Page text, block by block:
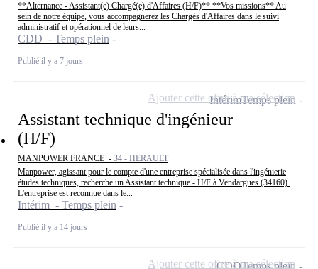
**Alternance - Assistant(e) Chargé(e) d'Affaires (H/F)** **Vos missions** Au
sein de notre équipe, vous accompagnerez les Chargés d'Affaires dans le suivi
administratif et opérationnel de leurs...
CDD - Temps plein
Publié il y a 7 jours
Assistant technique d'ingénieur
(H/F)
MANPOWER FRANCE - 34 - HÉRAULT
Manpower, agissant pour le compte d'une entreprise spécialisée dans l'ingénierie
études techniques, recherche un Assistant technique - H/F à Vendargues (34160).
L'entreprise est reconnue dans le...
Intérim - Temps plein
Publié il y a 14 jours
IntérimTemps plein
Ajouter cette offre à ma sélection
CDDTemps plein
Ajouter cette offre à ma sélection